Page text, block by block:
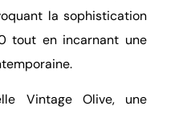
la sophistication
tout en incarnant une
Vintage Olive, une